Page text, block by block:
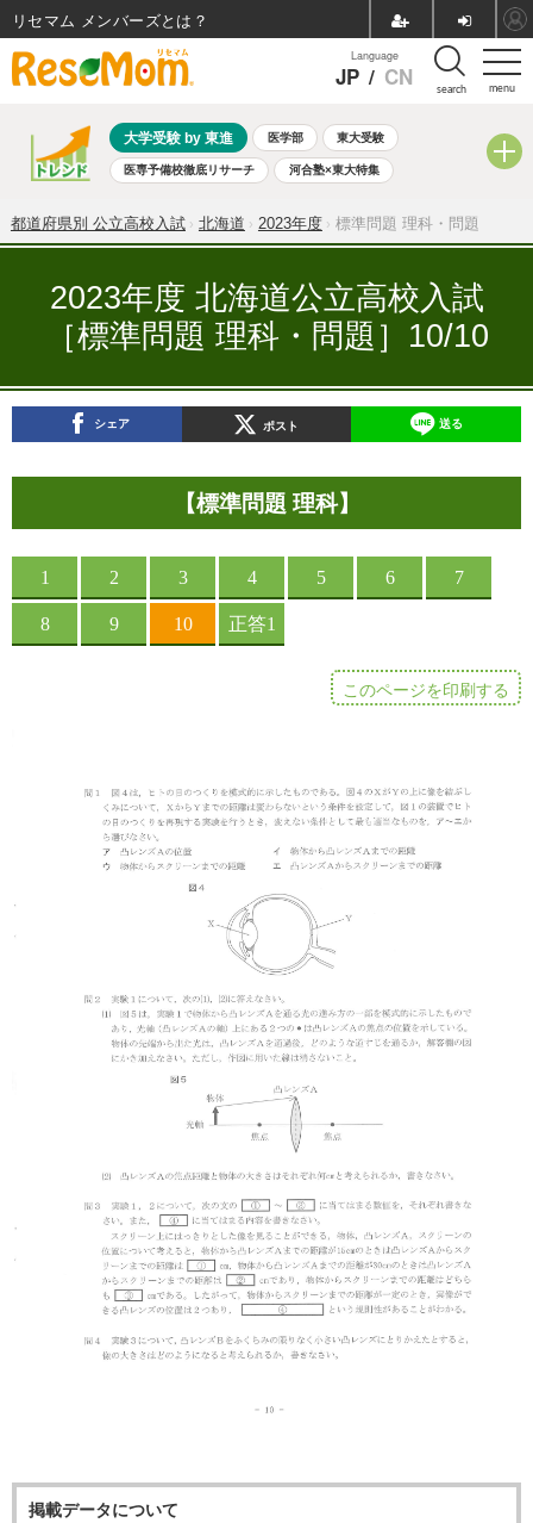
menu
Language
JP / CN search
大学受験 by 東進 医学部 東大受験
医専予備校徹底リサーチ 河合塾×東大特集
共通テスト 夏休み 8月開催学校説明会・相談会
自由研究教材（小学生向け） 自由研究教材（中学生向け）
ランキング
都道府県別 公立高校入試 北海道 2023年度 標準問題 理科・問題
2023年度 北海道公立高校入試
［標準問題 理科・問題］10/10
シェア ポスト 送る
【標準問題 理科】
このページを印刷する
掲載データについて
リセマム メンバーズ